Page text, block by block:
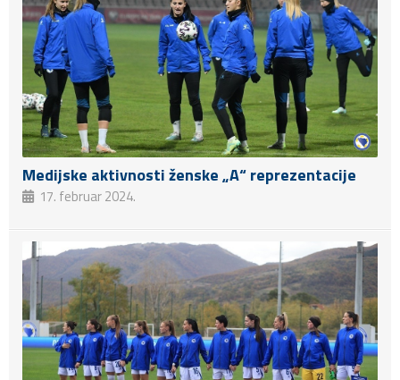
Medijske aktivnosti ženske „A“ reprezentacije
17. februar 2024.